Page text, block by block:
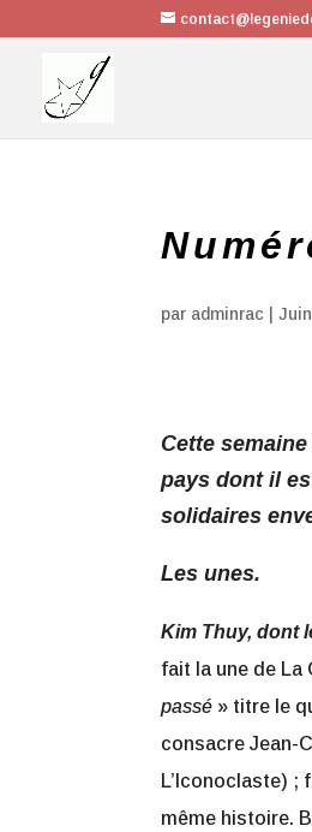
par adminrac |
Cette
pays dont il
solidaires
Les unes.
Kim Thuy, dont
fait la une de
passé » titre le
consacre Jean-
L’Iconoclaste) ;
même histoire.